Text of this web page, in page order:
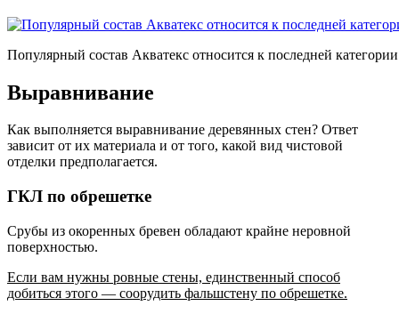
Популярный состав Акватекс относится к последней
Выравнивание
Как выполняется выравнивание деревянных стен? Ответ
зависит от их материала и от того, какой вид чистовой
отделки предполагается.
ГКЛ по обрешетке
Срубы из окоренных бревен обладают крайне неровной
поверхностью.
Если вам нужны ровные стены, единственный способ
добиться этого — соорудить фальшстену по обрешетке.